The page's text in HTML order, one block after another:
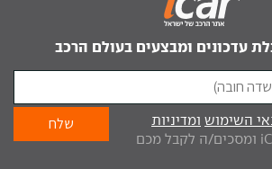
עדכונים ומבצעים בעולם הרכב
השימוש ומדיניות
של iCar ומסכים/ה לקבל מכם